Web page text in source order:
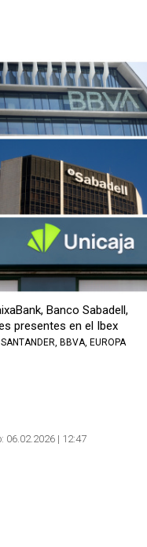
Banco Sabadell,
presentes en el Ibex
BBVA, EUROPA
06.02.2026 | 12:47